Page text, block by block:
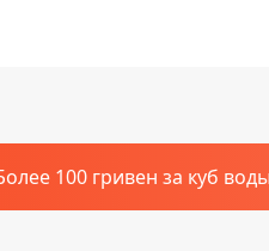
100 гривен за куб